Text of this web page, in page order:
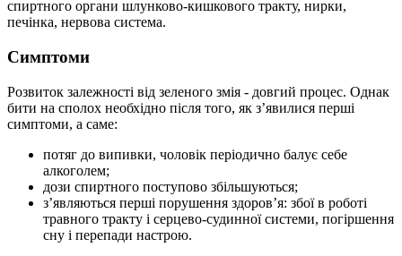
спиртного органи шлунково-кишкового тракту, нирки,
печінка, нервова система.
Симптоми
Розвиток залежності від зеленого змія - довгий процес. Однак
бити на сполох необхідно після того, як з’явилися перші
симптоми, а саме:
потяг до випивки, чоловік періодично балує себе
алкоголем;
дози спиртного поступово збільшуються;
з’являються перші порушення здоров’я: збої в роботі
травного тракту і серцево-судинної системи, погіршення
сну і перепади настрою.